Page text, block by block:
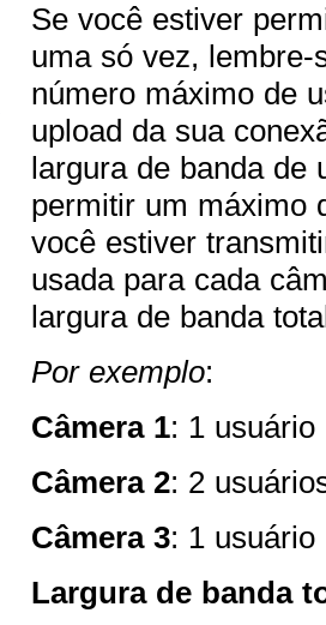
Se você estiver
uma só vez,
número máximo de
upload da sua
largura de banda de
permitir um máximo
você estiver
usada para cada
largura de banda
Por exemplo:
Câmera 1: 1
Câmera 2: 2
Câmera 3: 1
Largura de banda